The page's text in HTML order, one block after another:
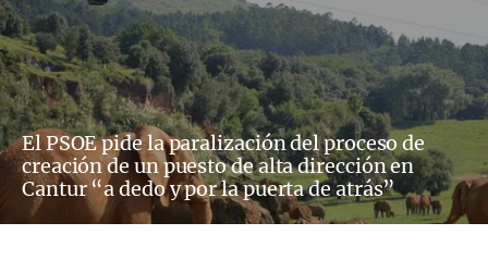
El PSOE pide la paralización del proceso de
creación de un puesto de alta dirección en
Cantur “a dedo y por la puerta de atrás”